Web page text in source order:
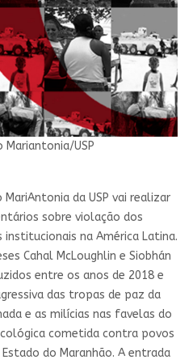
Mariantonia/USP
da USP vai realizar
sobre violação dos
na América Latina.
Cahal McLoughlin e Siobhán
entre os anos de 2018 e
das tropas de paz da
e as milícias nas favelas do
cometida contra povos
do Maranhão. A entrada